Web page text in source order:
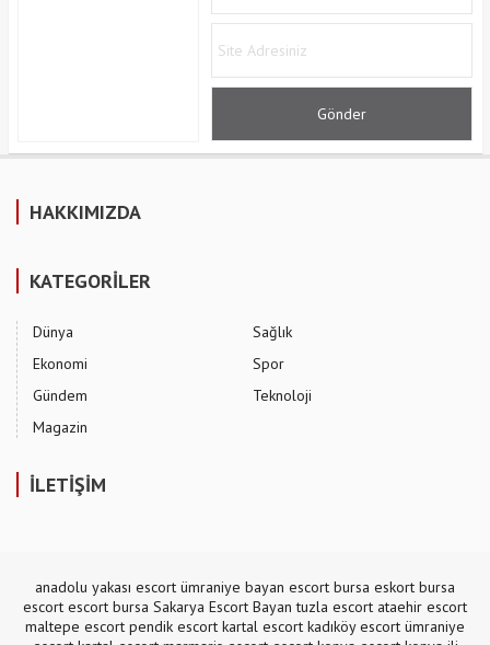
HAKKIMIZDA
KATEGORİLER
Dünya
Ekonomi
Gündem
Magazin
Sağlık
Spor
Teknoloji
İLETİŞİM
anadolu yakası escort ümraniye bayan escort bursa eskort bursa
escort escort bursa Sakarya Escort Bayan tuzla escort ataehir escort
maltepe escort pendik escort kartal escort kadıköy escort ümraniye